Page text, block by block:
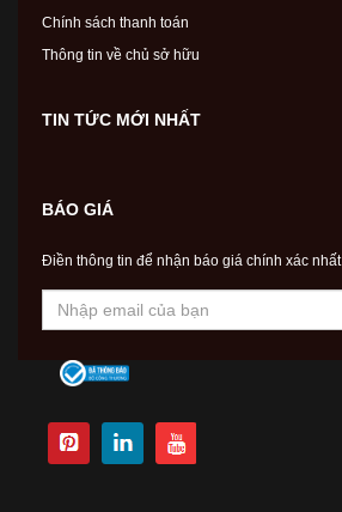
Chính sách thanh toán
Thông tin về chủ sở hữu
TIN TỨC MỚI NHẤT
BÁO GIÁ
Điền thông tin để nhận báo giá chính xác nhất